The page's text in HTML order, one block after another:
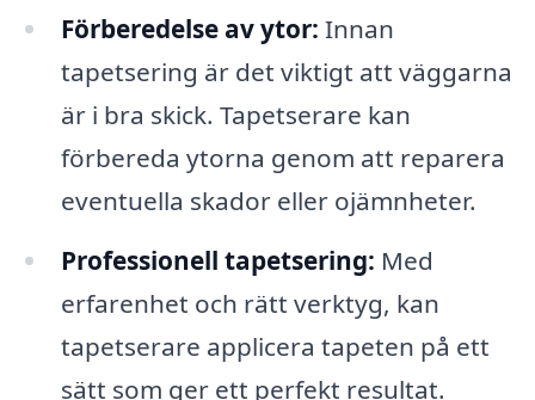
Förberedelse av ytor: Innan
tapetsering är det viktigt att väggarna
är i bra skick. Tapetserare kan
förbereda ytorna genom att reparera
eventuella skador eller ojämnheter.
Professionell tapetsering: Med
erfarenhet och rätt verktyg, kan
tapetserare applicera tapeten på ett
sätt som ger ett perfekt resultat.